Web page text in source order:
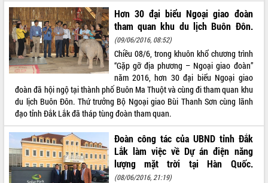
ĐIỂM TIN VĂN BẢN
QUY HOẠCH - KẾ HOẠCH
Hơn 30 đại biểu Ngoại giao đoàn
tham quan khu du lịch Buôn Đôn.
(09/06/2016, 08:52)
Chiều 08/6, trong khuôn khổ chương trình
“Gặp gỡ địa phương – Ngoại giao đoàn”
năm 2016, hơn 30 đại biểu Ngoại giao
đoàn đã hội ngộ tại thành phố Buôn Ma Thuột và cùng đi tham quan khu
du lịch Buôn Đôn. Thứ trưởng Bộ Ngoại giao Bùi Thanh Sơn cùng lãnh
đạo tỉnh Đắk Lắk đã tháp tùng đoàn tham quan.
Đoàn công tác của UBND tỉnh Đắk
Lắk làm việc về Dự án điện năng
lượng mặt trời tại Hàn Quốc.
(08/06/2016, 21:19)